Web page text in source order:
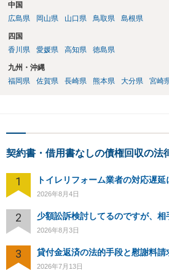
中国
広島県
岡山県 山口県 鳥取県 島根県
四国
香川県
愛媛県 高知県 徳島県
九州・沖縄
福岡県
佐賀県 長崎県 熊本県 大分県 宮崎
契約書・借用書なしの債権回収の法
1 トイレリフォーム業者の対応遅
2026年8月4日
2 少額訟訴検討してるのですが、
2026年8月3日
3 貸付金返済の法的手段と慰謝料請
2026年7月13日